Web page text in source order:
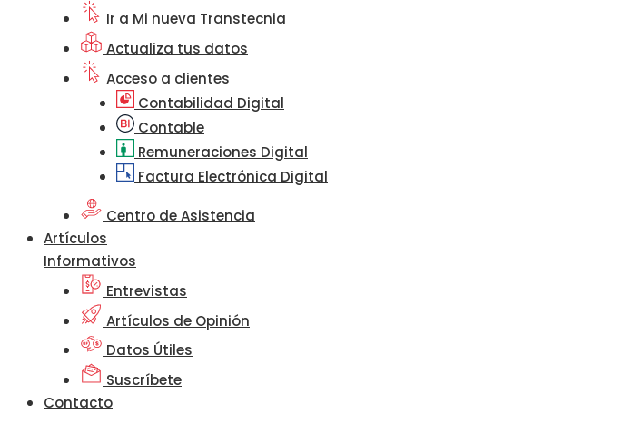
Ir a Mi nueva Transtecnia
Actualiza tus datos
Acceso a clientes
Contabilidad Digital
Contable
Remuneraciones Digital
Factura Electrónica Digital
Centro de Asistencia
Artículos
Informativos
Entrevistas
Artículos de Opinión
Datos Útiles
Suscríbete
Contacto